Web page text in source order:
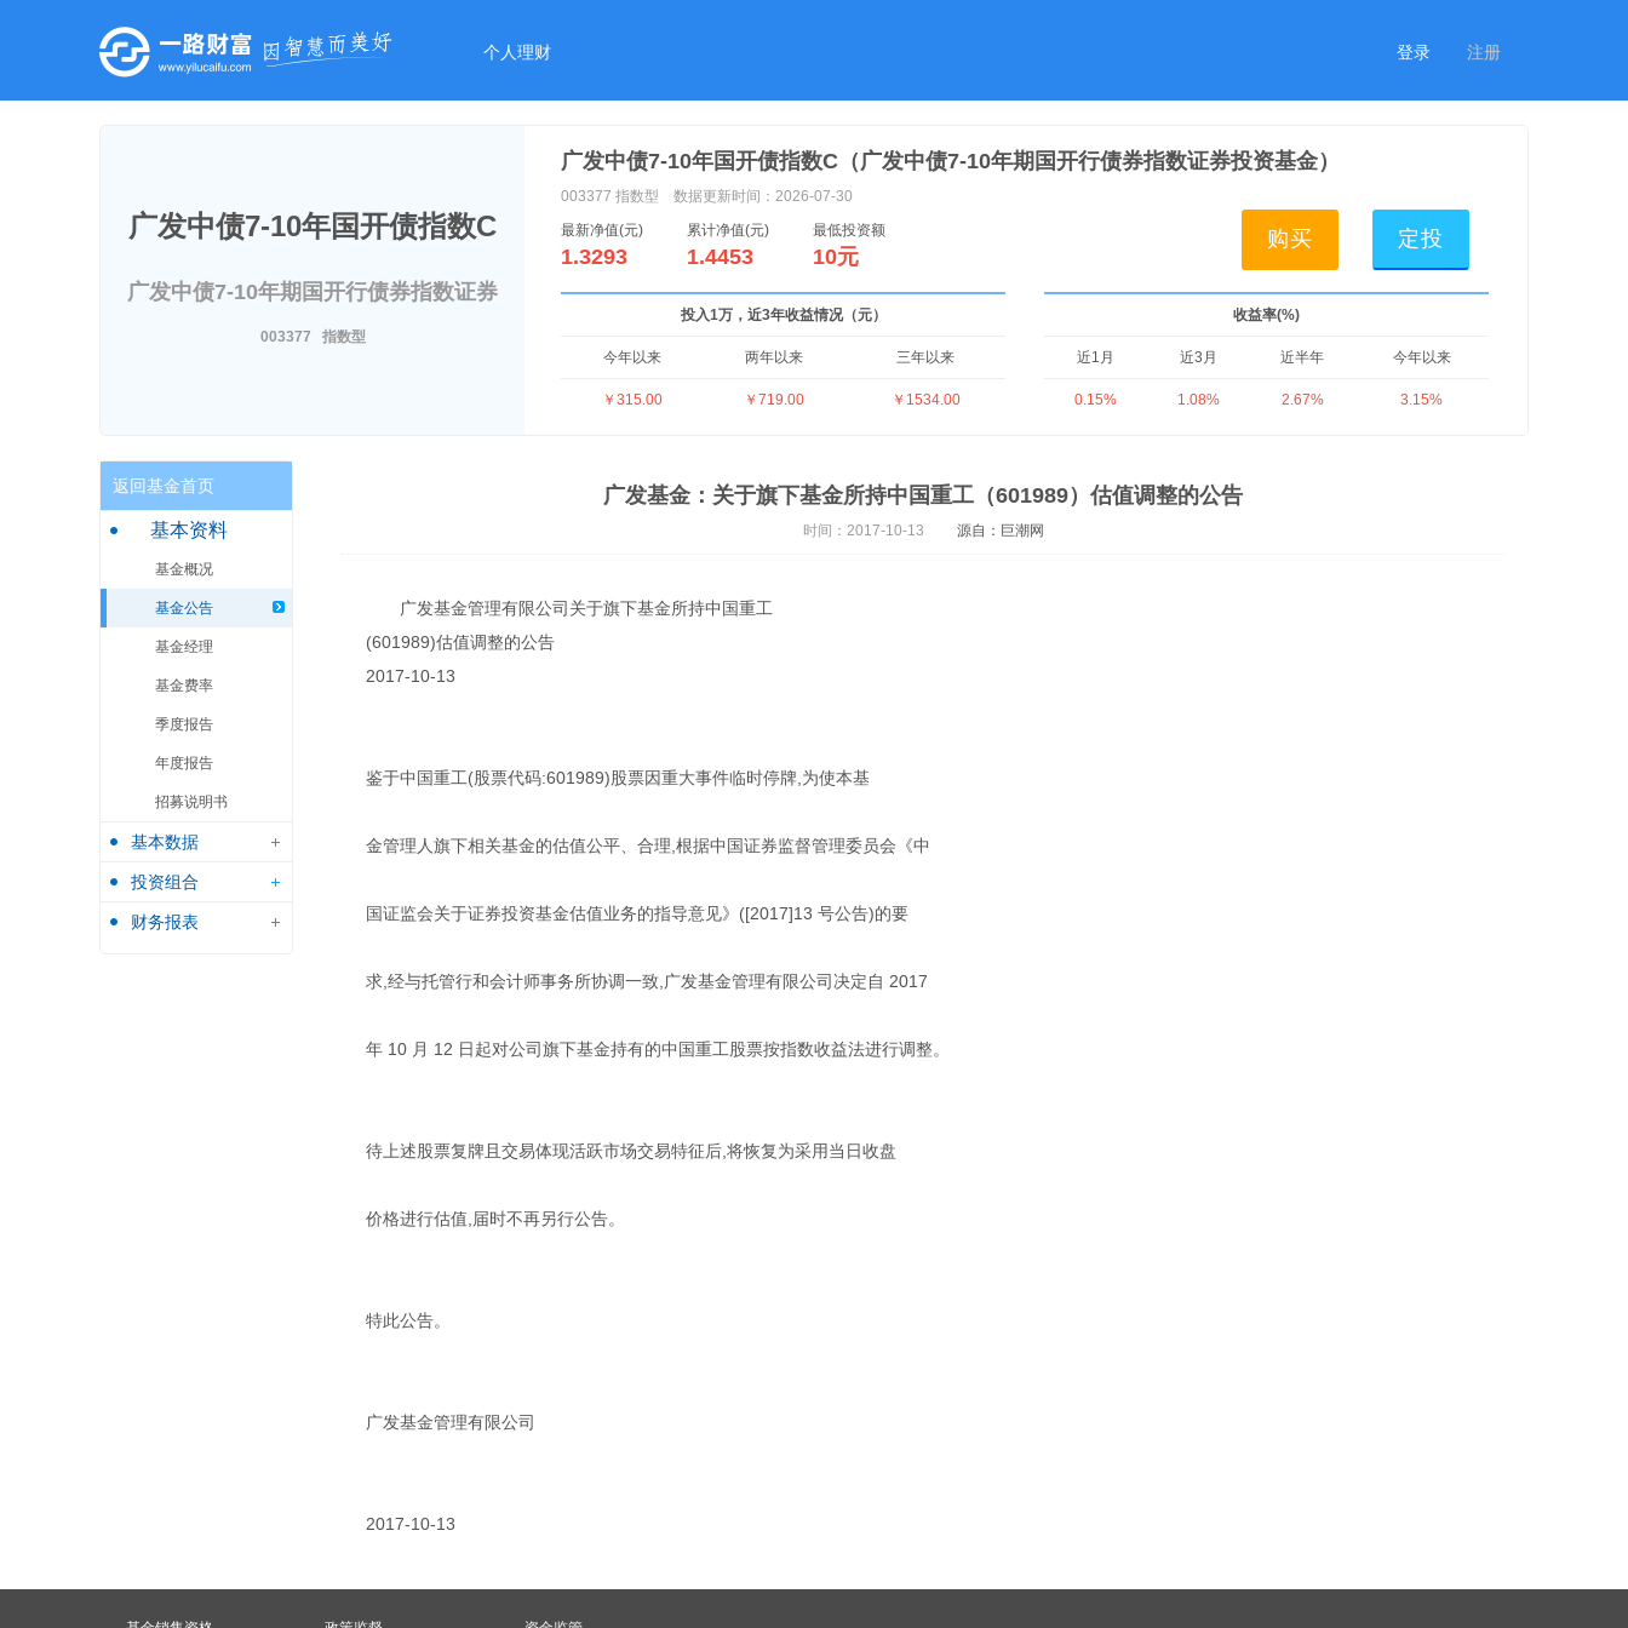
个人理财 登录 注册
广发中债7-10年国开债指数C
广发中债7-10年期国开行债券指数证券
投资基金
003377 指数型
广发中债7-10年国开债指数C（广发中债7-10年期国开行债券指数证券投资基金）
003377 指数型
数据更新时间：2026-07-30
最新净值(元)
累计净值(元) 最低投资额
1.3293 1.4453 10元
购买 定投
投入1万，近3年收益情况（元）
今年以来 两年以来 三年以来
￥315.00 ￥719.00 ￥1534.00
收益率(%)
近1月 近3月 近半年 今年以来
0.15% 1.08% 2.67% 3.15%
返回基金首页
基本资料
基金概况
基金公告
基金经理
基金费率
季度报告
年度报告
招募说明书
基本数据
投资组合
财务报表
广发基金：关于旗下基金所持中国重工（601989）估值调整的公告
时间：2017-10-13 源自：巨潮网
广发基金管理有限公司关于旗下基金所持中国重工
(601989)估值调整的公告
2017-10-13
鉴于中国重工(股票代码:601989)股票因重大事件临时停牌,为使本基
金管理人旗下相关基金的估值公平、合理,根据中国证券监督管理委员会《中
国证监会关于证券投资基金估值业务的指导意见》([2017]13 号公告)的要
求,经与托管行和会计师事务所协调一致,广发基金管理有限公司决定自 2017
年 10 月 12 日起对公司旗下基金持有的中国重工股票按指数收益法进行调整。
待上述股票复牌且交易体现活跃市场交易特征后,将恢复为采用当日收盘
价格进行估值,届时不再另行公告。
特此公告。
广发基金管理有限公司
2017-10-13